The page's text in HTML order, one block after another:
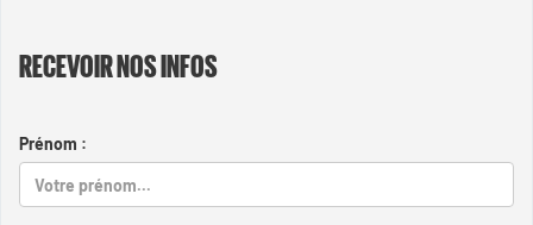
RECEVOIR NOS INFOS
Prénom :